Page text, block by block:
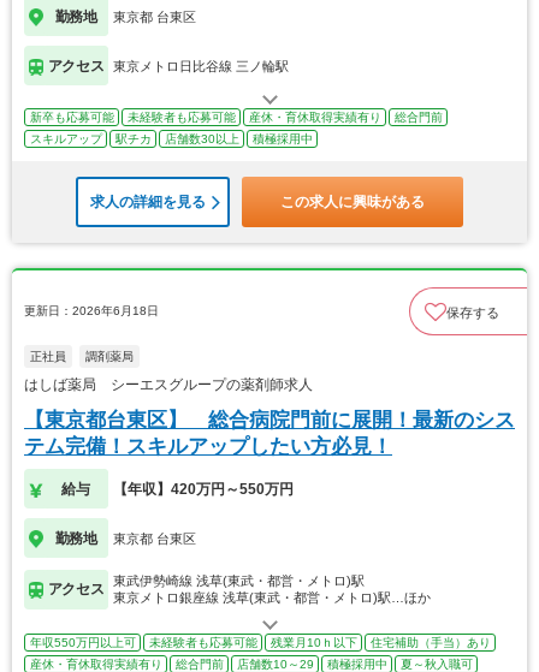
勤務地 東京都 台東区
アクセス 東京メトロ日比谷線 三ノ輪駅
新卒も応募可能 未経験者も応募可能 産休・育休取得実績有り
総合門前
スキルアップ
駅チカ 店舗数30以上 積極採用中
求人の詳細を見る この求人に興味がある
更新日：2026年6月18日 保存する
正社員 調剤薬局
はしば薬局 シーエスグループの薬剤師求人
【東京都台東区】 総合病院門前に展開！最新のシス
テム完備！スキルアップしたい方必見！
給与 【年収】420万円～550万円
勤務地 東京都 台東区
アクセス
東武伊勢崎線 浅草(東武・都営・メトロ)駅
東京メトロ銀座線 浅草(東武・都営・メトロ)駅…ほか
年収550万円以上可 未経験者も応募可能 残業月10ｈ以下
住宅補助（手当）あり
産休・育休取得実績有り
総合門前 店舗数10～29 積極採用中
夏～秋入職可